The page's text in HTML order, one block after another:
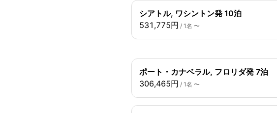
シアトル, ワシントン発 10泊
531,775円 / 1名 〜
ポート・カナベラル, フロリダ発 7泊
306,465円 / 1名 〜